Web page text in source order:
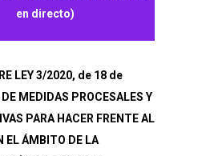
en directo)
LEY3/2020, de 18 de
MEDIDAS PROCESALES Y
PARA HACER FRENTE AL
EL ÁMBITO DE LA